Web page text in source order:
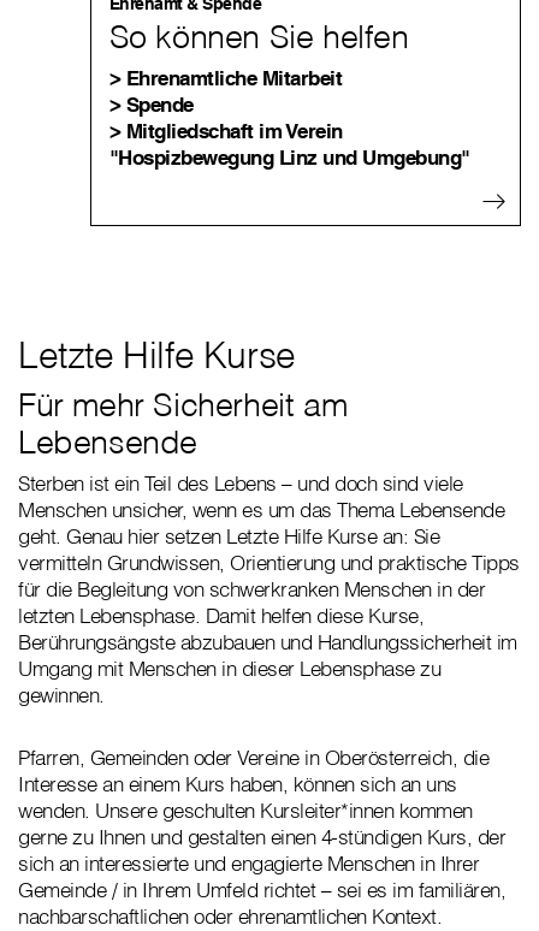
So können Sie helfen
> Ehrenamtliche Mitarbeit
> Spende
> Mitgliedschaft im Verein
"Hospizbewegung Linz und Umgebung"
Letzte Hilfe Kurse
Für mehr Sicherheit am
Lebensende
Sterben ist ein Teil des Lebens – und doch sind viele
Menschen unsicher, wenn es um das Thema Lebensende
geht. Genau hier setzen Letzte Hilfe Kurse an: Sie
vermitteln Grundwissen, Orientierung und praktische Tipps
für die Begleitung von schwerkranken Menschen in der
letzten Lebensphase. Damit helfen diese Kurse,
Berührungsängste abzubauen und Handlungssicherheit im
Umgang mit Menschen in dieser Lebensphase zu
gewinnen.
Pfarren, Gemeinden oder Vereine in Oberösterreich, die
Interesse an einem Kurs haben, können sich an uns
wenden. Unsere geschulten Kursleiter*innen kommen
gerne zu Ihnen und gestalten einen 4-stündigen Kurs, der
sich an interessierte und engagierte Menschen in Ihrer
Gemeinde / in Ihrem Umfeld richtet – sei es im familiären,
nachbarschaftlichen oder ehrenamtlichen Kontext.